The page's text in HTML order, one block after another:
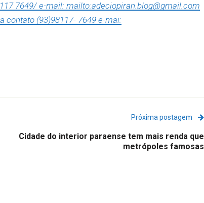
7649/ e-mail: mailto:adeciopiran.blog@gmail.com
contato (93)98117- 7649 e-mai:
Próxima postagem
Cidade do interior paraense tem mais renda que
metrópoles famosas